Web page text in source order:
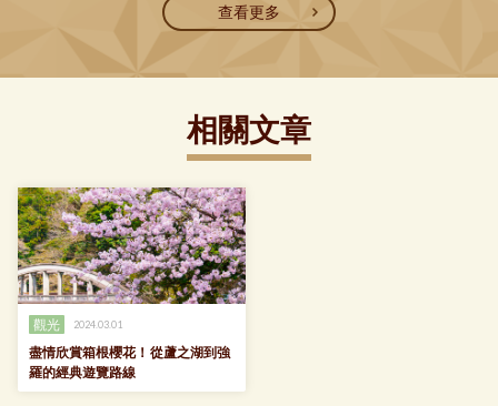
查看更多
相關文章
觀光 2024.03.01
盡情欣賞箱根櫻花！從蘆之湖到強
羅的經典遊覽路線